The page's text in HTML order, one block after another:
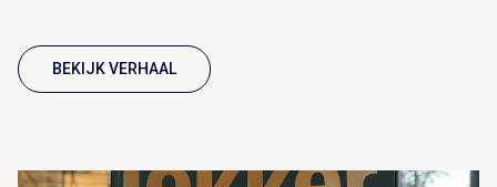
BEKIJK VERHAAL